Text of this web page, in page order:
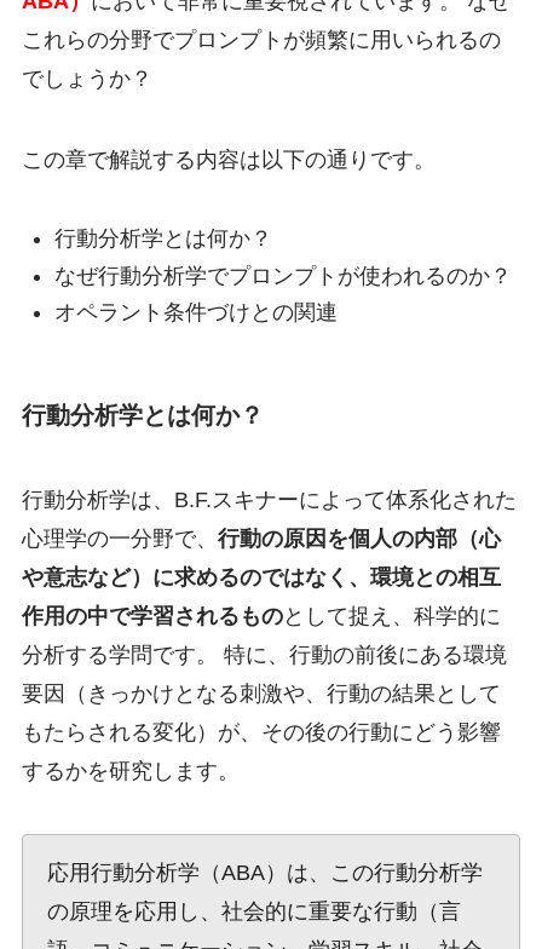
これらの分野でプロンプトが頻繁に用いられるの
でしょうか？
この章で解説する内容は以下の通りです。
行動分析学とは何か？
なぜ行動分析学でプロンプトが使われるのか？
オペラント条件づけとの関連
行動分析学とは何か？
行動分析学は、B.F.スキナーによって体系化された
心理学の一分野で、 行動の原因を個人の内部（心
や意志など）に求めるのではなく、環境との相互
作用の中で学習されるものとして捉え、科学的に
分析する学問です。 特に、行動の前後にある環境
要因（きっかけとなる刺激や、行動の結果として
もたらされる変化）が、その後の行動にどう影響
するかを研究します。
応用行動分析学（ABA）は、この行動分析学
の原理を応用し、社会的に重要な行動（言